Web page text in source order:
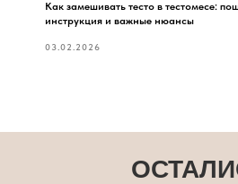
Как замешивать тесто в тестомесе:
инструкция и важные нюансы
03.02.2026